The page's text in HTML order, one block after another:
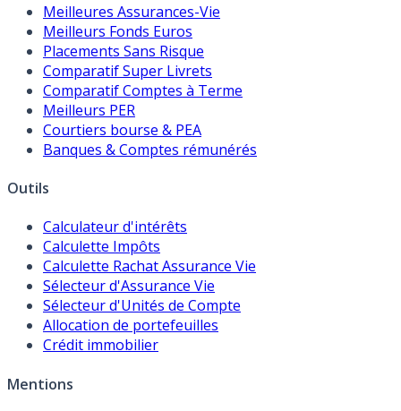
Meilleures Assurances-Vie
Meilleurs Fonds Euros
Placements Sans Risque
Comparatif Super Livrets
Comparatif Comptes à Terme
Meilleurs PER
Courtiers bourse & PEA
Banques & Comptes rémunérés
Outils
Calculateur d'intérêts
Calculette Impôts
Calculette Rachat Assurance Vie
Sélecteur d'Assurance Vie
Sélecteur d'Unités de Compte
Allocation de portefeuilles
Crédit immobilier
Mentions